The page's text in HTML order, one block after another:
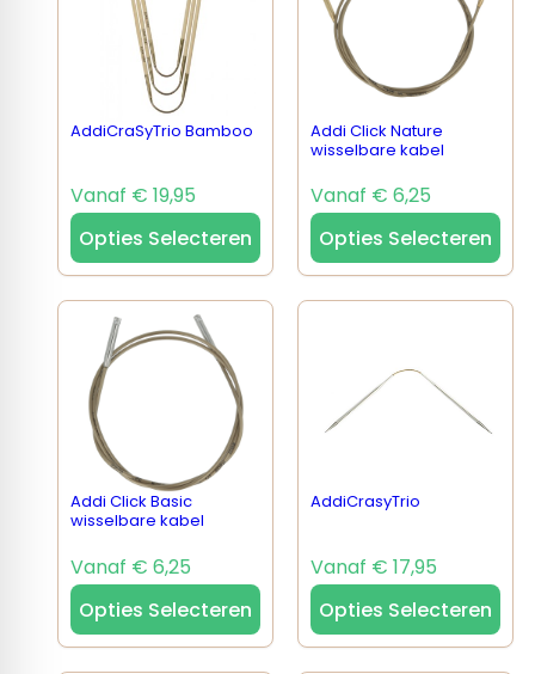
AddiCraSyTrio Bamboo
Vanaf € 19,95
Opties Selecteren
Addi Click Nature
wisselbare kabel
Vanaf € 6,25
Opties Selecteren
Addi Click Basic
wisselbare kabel
Vanaf € 6,25
Opties Selecteren
AddiCrasyTrio
Vanaf € 17,95
Opties Selecteren